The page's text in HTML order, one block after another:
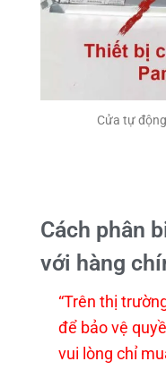
Cửa tự
Cách phân
với hàng
“Trên thị
để bảo vệ
vui lòng chỉ